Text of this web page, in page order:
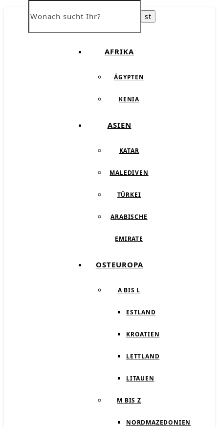
AFRIKA
ÄGYPTEN
KENIA
ASIEN
KATAR
MALEDIVEN
TÜRKEI
ARABISCHE
EMIRATE
OSTEUROPA
A BIS L
ESTLAND
KROATIEN
LETTLAND
LITAUEN
M BIS Z
NORDMAZEDONIEN